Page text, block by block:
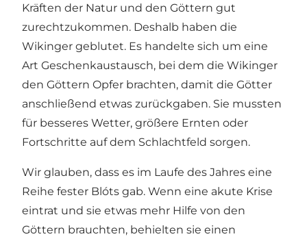
Kräften der Natur und den Göttern gut
zurechtzukommen. Deshalb haben die
Wikinger geblutet. Es handelte sich um eine
Art Geschenkaustausch, bei dem die Wikinger
den Göttern Opfer brachten, damit die Götter
anschließend etwas zurückgaben. Sie mussten
für besseres Wetter, größere Ernten oder
Fortschritte auf dem Schlachtfeld sorgen.
Wir glauben, dass es im Laufe des Jahres eine
Reihe fester Blóts gab. Wenn eine akute Krise
eintrat und sie etwas mehr Hilfe von den
Göttern brauchten, behielten sie einen